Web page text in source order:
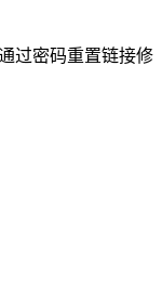
过密码重置链接修